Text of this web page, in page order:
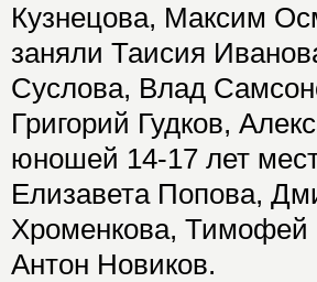
Кузнецова, Максим
заняли Таисия
Суслова, Влад
Григорий Гудков,
юношей 14-17 лет
Елизавета Попова,
Хроменкова, Тимофей
Антон Новиков.